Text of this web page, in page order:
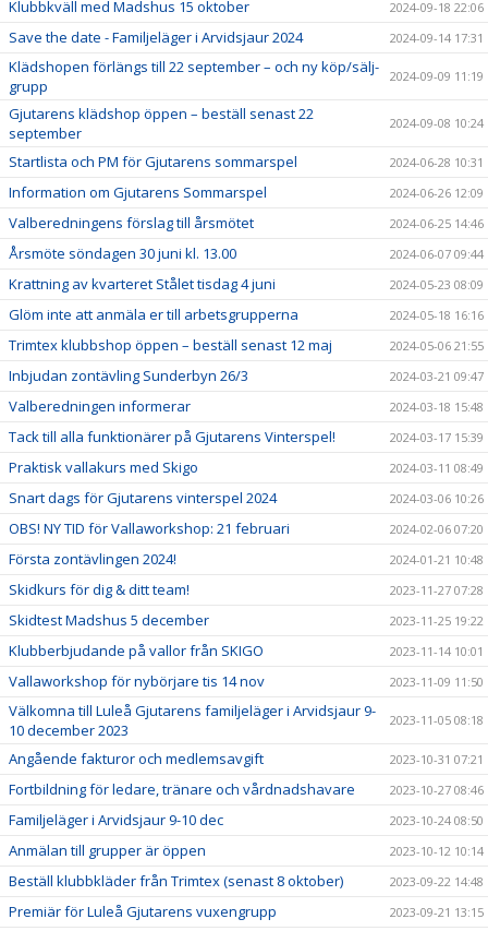
Klubbkväll med Madshus 15 oktober 2024-09-18 22:06
Save the date - Familjeläger i Arvidsjaur 2024 2024-09-14 17:31
Klädshopen förlängs till 22 september – och ny köp/sälj-
grupp
2024-09-09 11:19
Gjutarens klädshop öppen – beställ senast 22
september
2024-09-08 10:24
Startlista och PM för Gjutarens sommarspel 2024-06-28 10:31
Information om Gjutarens Sommarspel 2024-06-26 12:09
Valberedningens förslag till årsmötet 2024-06-25 14:46
Årsmöte söndagen 30 juni kl. 13.00 2024-06-07 09:44
Krattning av kvarteret Stålet tisdag 4 juni 2024-05-23 08:09
Glöm inte att anmäla er till arbetsgrupperna 2024-05-18 16:16
Trimtex klubbshop öppen – beställ senast 12 maj 2024-05-06 21:55
Inbjudan zontävling Sunderbyn 26/3 2024-03-21 09:47
Valberedningen informerar 2024-03-18 15:48
Tack till alla funktionärer på Gjutarens Vinterspel! 2024-03-17 15:39
Praktisk vallakurs med Skigo 2024-03-11 08:49
Snart dags för Gjutarens vinterspel 2024 2024-03-06 10:26
OBS! NY TID för Vallaworkshop: 21 februari 2024-02-06 07:20
Första zontävlingen 2024! 2024-01-21 10:48
Skidkurs för dig & ditt team! 2023-11-27 07:28
Skidtest Madshus 5 december 2023-11-25 19:22
Klubberbjudande på vallor från SKIGO 2023-11-14 10:01
Vallaworkshop för nybörjare tis 14 nov 2023-11-09 11:50
Välkomna till Luleå Gjutarens familjeläger i Arvidsjaur 9-
10 december 2023
2023-11-05 08:18
Angående fakturor och medlemsavgift 2023-10-31 07:21
Fortbildning för ledare, tränare och vårdnadshavare 2023-10-27 08:46
Familjeläger i Arvidsjaur 9-10 dec 2023-10-24 08:50
Anmälan till grupper är öppen 2023-10-12 10:14
Beställ klubbkläder från Trimtex (senast 8 oktober) 2023-09-22 14:48
Premiär för Luleå Gjutarens vuxengrupp 2023-09-21 13:15